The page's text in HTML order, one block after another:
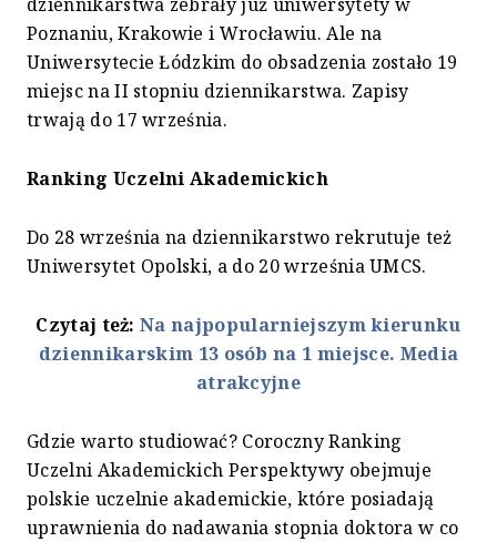
Poznaniu, Krakowie i Wrocławiu. Ale na
Uniwersytecie Łódzkim do obsadzenia zostało 19
miejsc na II stopniu dziennikarstwa. Zapisy
trwają do 17 września.
Ranking Uczelni Akademickich
Do 28 września na dziennikarstwo rekrutuje też
Uniwersytet Opolski, a do 20 września UMCS.
Czytaj też:Na najpopularniejszym kierunku
dziennikarskim 13 osób na 1 miejsce. Media
atrakcyjne
Gdzie warto studiować? Coroczny Ranking
Uczelni Akademickich Perspektywy obejmuje
polskie uczelnie akademickie, które posiadają
uprawnienia do nadawania stopnia doktora w co